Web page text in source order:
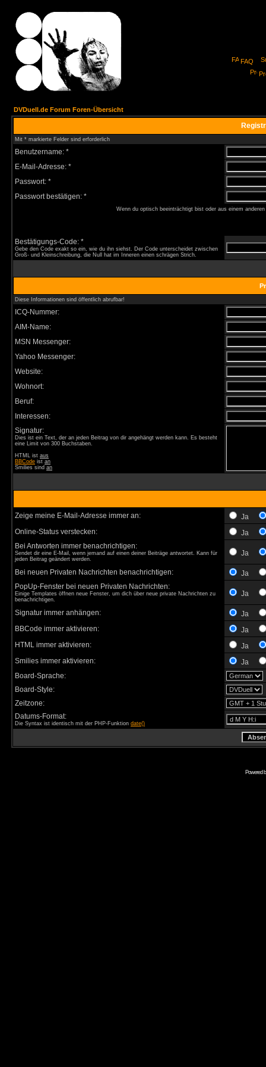
FAQ
DVDuell.de Forum Foren-Übersicht
Mit * markierte Felder sind erforderlich
Benutzername: *
E-Mail-Adresse: *
Passwort: *
Passwort bestätigen: *
Wenn du optisch beeinträchtigt bist oder aus einem
Bestätigungs-Code: *
Gebe den Code exakt so ein, wie du ihn siehst. Der Code unterscheidet zwischen
Groß- und Kleinschreibung, die Null hat im Inneren einen schrägen Strich.
Diese Informationen sind öffentlich abrufbar!
ICQ-Nummer:
AIM-Name:
MSN Messenger:
Yahoo Messenger:
Website:
Wohnort:
Beruf:
Interessen:
Signatur:
Dies ist ein Text, der an jeden Beitrag von dir angehängt werden kann. Es besteht
eine Limit von 300 Buchstaben.
HTML ist aus
BBCode ist an
Smilies sind an
Zeige meine E-Mail-Adresse immer an:
Ja
Online-Status verstecken:
Ja
Bei Antworten immer benachrichtigen:
Sendet dir eine E-Mail, wenn jemand auf einen deiner Beiträge antwortet. Kann für
jeden Beitrag geändert werden.
Ja
Bei neuen Privaten Nachrichten benachrichtigen:
Ja
PopUp-Fenster bei neuen Privaten Nachrichten:
Einige Templates öffnen neue Fenster, um dich über neue private Nachrichten zu
benachrichtigen.
Ja
Signatur immer anhängen:
Ja
BBCode immer aktivieren:
Ja
HTML immer aktivieren:
Ja
Smilies immer aktivieren:
Ja
Board-Sprache:
Board-Style:
Zeitzone:
Datums-Format:
Die Syntax ist identisch mit der PHP-Funktion date()
Powered